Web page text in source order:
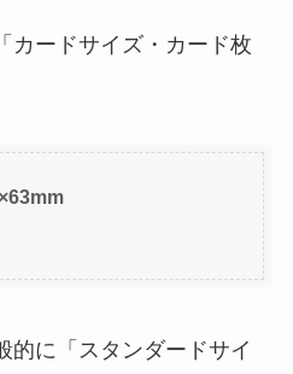
カードサイズ・カード枚
的に「スタンダードサイ